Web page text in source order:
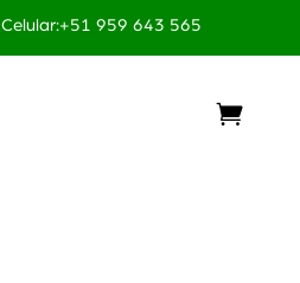
Celular:+51 959 643 565